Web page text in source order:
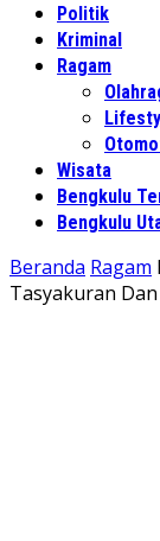
Politik
Kriminal
Ragam
Wisata
Bengkulu
Bengkulu
Beranda Ragam
Tasyakuran